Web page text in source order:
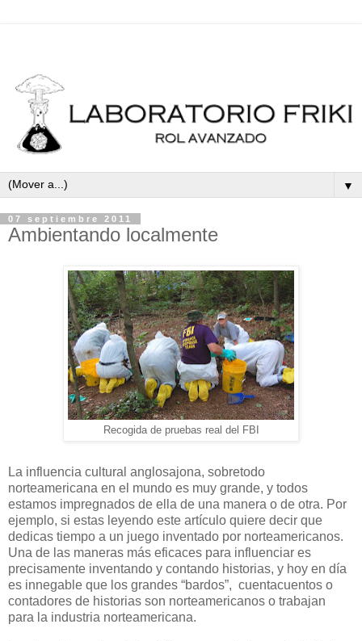
▼
07 septiembre 2011
Ambientando localmente
Recogida de pruebas real del FBI
La influencia cultural anglosajona, sobretodo
norteamericana en el mundo es muy grande, y todos
estamos impregnados de ella de una manera o de otra. Por
ejemplo, si estas leyendo este artículo quiere decir que
dedicas tiempo a un juego inventado por norteamericanos.
Una de las maneras más eficaces para influenciar es
precisamente inventando y contando historias, y hoy en día
es innegable que los grandes “bardos”, cuentacuentos o
contadores de historias son norteamericanos o trabajan
para la industria norteamericana.